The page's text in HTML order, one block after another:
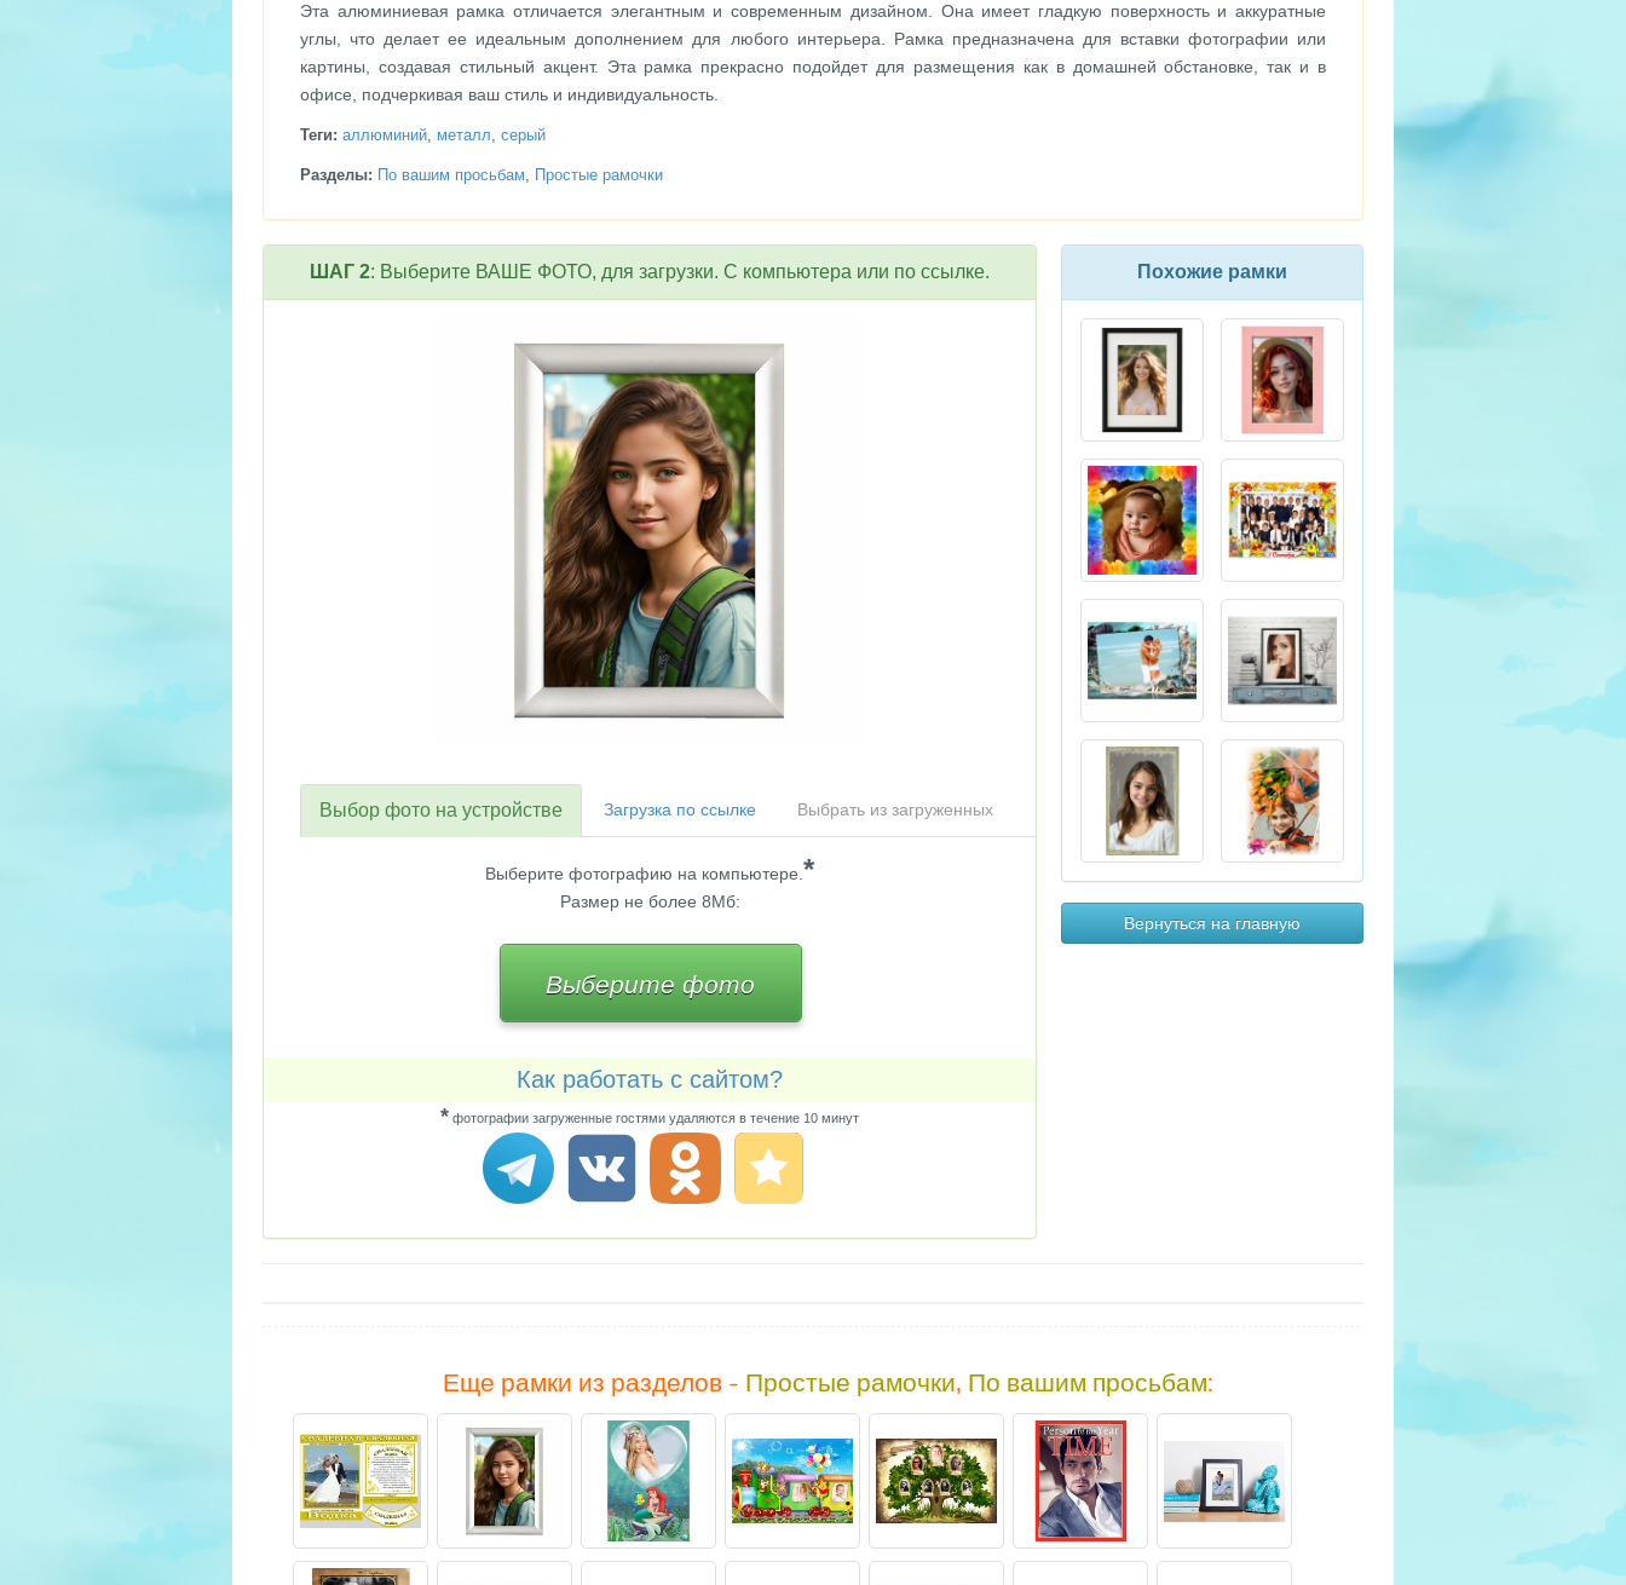
Эта алюминиевая рамка отличается элегантным и современным дизайном. Она имеет гладкую поверхность и аккуратные
углы, что делает ее идеальным дополнением для любого интерьера. Рамка предназначена для вставки фотографии или
картины, создавая стильный акцент. Эта рамка прекрасно подойдет для размещения как в домашней обстановке, так и в
офисе, подчеркивая ваш стиль и индивидуальность.
Теги: аллюминий, металл, серый
Разделы: По вашим просьбам, Простые рамочки
Похожие рамки
Вернуться на главную
ШАГ 2: Выберите ВАШЕ ФОТО, для загрузки. С компьютера или по ссылке.
Выбор фото на устройстве Загрузка по ссылке Выбрать из загруженных
Выберите фотографию на компьютере. *
Размер не более 8Мб:
Выберите фото
Как работать с сайтом?
* фотографии загруженные гостями удаляются в течение 10 минут
Еще рамки из разделов - Простые рамочки, По вашим просьбам: